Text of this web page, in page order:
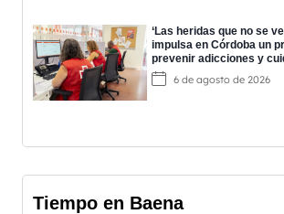
‘Las heridas que no se
impulsa en Córdoba un
prevenir adicciones y
mental
6 de agosto de 2026
Tiempo en Baena